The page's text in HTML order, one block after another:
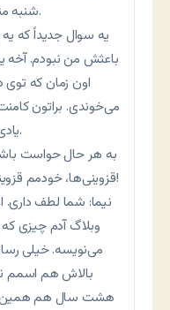
شنبه منتظرم برنامتونو ببینم.
یه سوال جدیداً که
باعثش من نبودم.
اون زمان که
می‌خوندی. براتون
یادی از قدیما کرده باشید.
به هر حال حواست
قزوینی‌ها، خودمم قزوینی هستم) گیر می‌دم!
نیما: شما لطف داری.
وبلاگ آدم چیزی
می‌نویسه. خیلی
بالاش هم اسمم